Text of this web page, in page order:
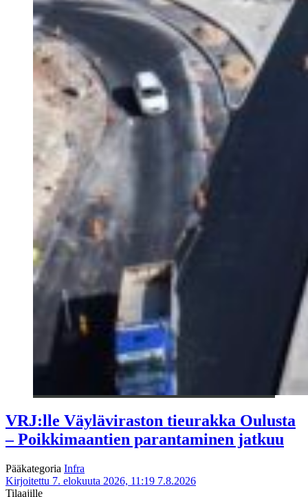
VRJ:lle Väyläviraston tieurakka Oulusta
– Poikkimaantien parantaminen jatkuu
Pääkategoria Infra
Kirjoitettu 7. elokuuta 2026, 11:19 7.8.2026
Tilaajille